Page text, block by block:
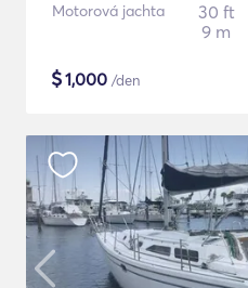
Motorová jachta
30 ft
9 m
$1,000 /den